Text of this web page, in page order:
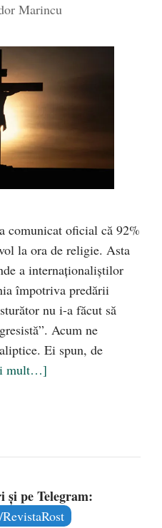
Marincu
comunicat oficial că 92%
la ora de religie. Asta
a internaționaliștilor
împotriva predării
nu i-a făcut să
Acum ne
Ei spun, de
mult…]
pe Telegram: